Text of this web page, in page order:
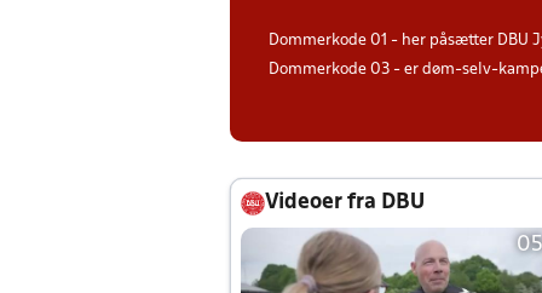
Dommerkode 01 - her påsætter
Dommerkode 03 - er døm-selv-
Videoer fra DBU